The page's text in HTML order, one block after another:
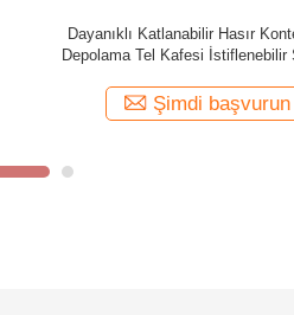
Malzeme Taşıma İstiflenebilir Tel
Tekerler Depo Depolama
Şimdi başvurun